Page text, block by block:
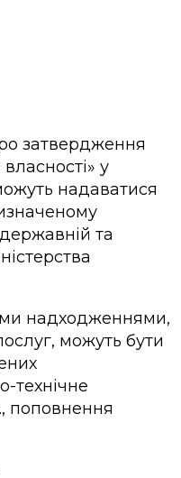
затвердження
у
надаватися
та
надходженнями,
можуть бути
технічне
поповнення